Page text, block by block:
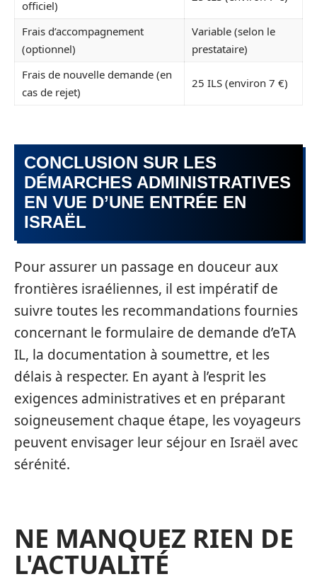
officiel)
Frais d’accompagnement
(optionnel)
Variable (selon le
prestataire)
Frais de nouvelle demande (en
cas de rejet)
25 ILS (environ 7 €)
CONCLUSION SUR LES
DÉMARCHES ADMINISTRATIVES
EN VUE D’UNE ENTRÉE EN
ISRAËL
Pour assurer un passage en douceur aux
frontières israéliennes, il est impératif de
suivre toutes les recommandations fournies
concernant le formulaire de demande d’eTA
IL, la documentation à soumettre, et les
délais à respecter. En ayant à l’esprit les
exigences administratives et en préparant
soigneusement chaque étape, les voyageurs
peuvent envisager leur séjour en Israël avec
sérénité.
NE MANQUEZ RIEN DE
L'ACTUALITÉ